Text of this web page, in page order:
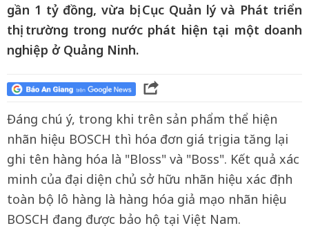
gần 1 tỷ đồng, vừa bị Cục Quản lý và Phát triển
thị trường trong nước phát hiện tại một doanh
nghiệp ở Quảng Ninh.
Đáng chú ý, trong khi trên sản phẩm thể hiện
nhãn hiệu BOSCH thì hóa đơn giá trị gia tăng lại
ghi tên hàng hóa là "Bloss" và "Boss". Kết quả xác
minh của đại diện chủ sở hữu nhãn hiệu xác định
toàn bộ lô hàng là hàng hóa giả mạo nhãn hiệu
BOSCH đang được bảo hộ tại Việt Nam.